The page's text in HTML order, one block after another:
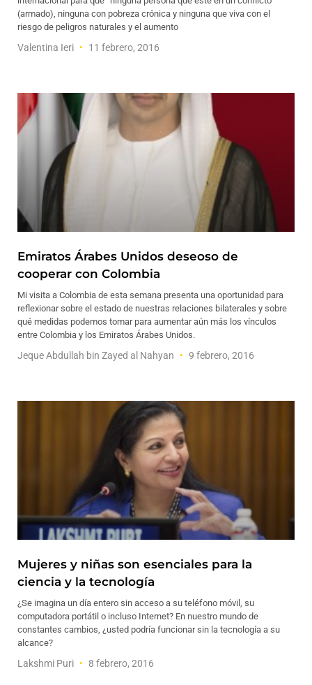
(armado), ninguna con pobreza crónica y ninguna que viva con el
riesgo de peligros naturales y el aumento
Valentina Ieri 11 febrero, 2016
Emiratos Árabes Unidos deseoso de
cooperar con Colombia
Mi visita a Colombia de esta semana presenta una oportunidad para
reflexionar sobre el estado de nuestras relaciones bilaterales y sobre
qué medidas podemos tomar para aumentar aún más los vínculos
entre Colombia y los Emiratos Árabes Unidos.
Jeque Abdullah bin Zayed al Nahyan 9 febrero, 2016
Mujeres y niñas son esenciales para la
ciencia y la tecnología
¿Se imagina un día entero sin acceso a su teléfono móvil, su
computadora portátil o incluso Internet? En nuestro mundo de
constantes cambios, ¿usted podría funcionar sin la tecnología a su
alcance?
Lakshmi Puri 8 febrero, 2016